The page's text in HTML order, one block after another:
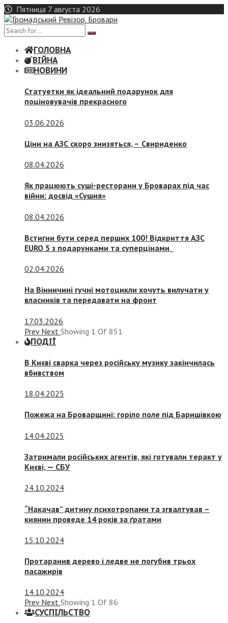
Skip
to
content
Пятница 7 августа 2026
ГОЛОВНА
ВІЙНА
НОВИНИ
Статуетки як ідеальний подарунок для
поціновувачів прекрасного
03.06.2026
Ціни на АЗС скоро знизяться, – Свириденко
08.04.2026
Як працюють суші-ресторани у Броварах під час
війни: досвід «Сушия»
08.04.2026
Встигни бути серед перших 100! Відкриття АЗС
EURO 5 з подарунками та суперцінами
02.04.2026
На Вінничині гучні мотоцикли хочуть вилучати у
власників та передавати на фронт
17.03.2026
Prev Next Showing 1 Of 851
ПОДІЇ
В Києві сварка через російську музику закінчилась
вбивством
18.04.2025
Пожежа на Броварщині: горіло поле під Баришівкою
14.04.2025
Затримали російських агентів, які готували теракт у
Києві, — СБУ
24.10.2024
“Накачав” дитину психотропами та згвалтував –
киянин проведе 14 років за ґратами
15.10.2024
Протаранив дерево і ледве не погубив трьох
пасажирів
14.10.2024
Prev Next Showing 1 Of 86
СУСПIЛЬСТВО